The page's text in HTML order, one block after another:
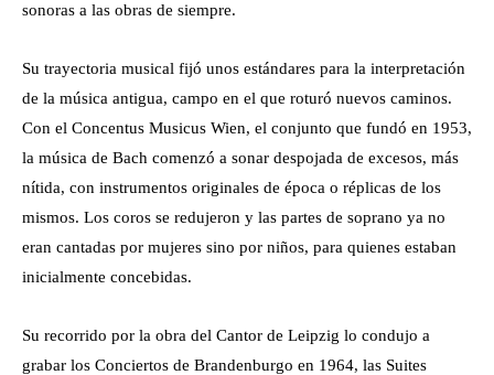
sonoras a las obras de siempre.
Su trayectoria musical fijó unos estándares para la interpretación
de la música antigua, campo en el que roturó nuevos caminos.
Con el Concentus Musicus Wien, el conjunto que fundó en 1953,
la música de Bach comenzó a sonar despojada de excesos, más
nítida, con instrumentos originales de época o réplicas de los
mismos. Los coros se redujeron y las partes de soprano ya no
eran cantadas por mujeres sino por niños, para quienes estaban
inicialmente concebidas.
Su recorrido por la obra del Cantor de Leipzig lo condujo a
grabar los Conciertos de Brandenburgo en 1964, las Suites